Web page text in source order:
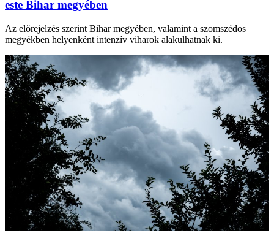
este Bihar megyében
Az előrejelzés szerint Bihar megyében, valamint a szomszédos
megyékben helyenként intenzív viharok alakulhatnak ki.